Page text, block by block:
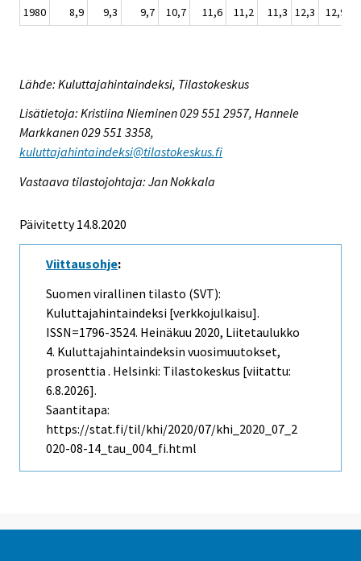
1980
8,9 9,3 9,7 10,7 11,6 11,2 11,3 12,3 12,9
Lähde: Kuluttajahintaindeksi, Tilastokeskus
Lisätietoja: Kristiina Nieminen 029 551 2957, Hannele
Markkanen 029 551 3358,
kuluttajahintaindeksi@tilastokeskus.fi
Vastaava tilastojohtaja: Jan Nokkala
Päivitetty 14.8.2020
Viittausohje:
Suomen virallinen tilasto (SVT):
Kuluttajahintaindeksi [verkkojulkaisu].
ISSN=1796-3524. Heinäkuu 2020, Liitetaulukko
4. Kuluttajahintaindeksin vuosimuutokset,
prosenttia . Helsinki: Tilastokeskus [viitattu:
6.8.2026].
Saantitapa:
https://stat.fi/til/khi/2020/07/khi_2020_07_2
020-08-14_tau_004_fi.html